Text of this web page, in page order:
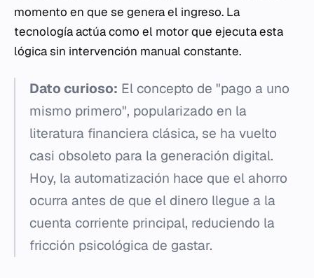
momento en que se genera el ingreso. La
tecnología actúa como el motor que ejecuta esta
lógica sin intervención manual constante.
Dato curioso: El concepto de "pago a uno
mismo primero", popularizado en la
literatura financiera clásica, se ha vuelto
casi obsoleto para la generación digital.
Hoy, la automatización hace que el ahorro
ocurra antes de que el dinero llegue a la
cuenta corriente principal, reduciendo la
fricción psicológica de gastar.